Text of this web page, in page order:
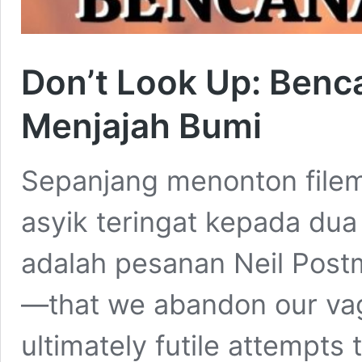
Don’t Look Up:
Menjajah Bumi
Sepanjang menonton
asyik teringat kepada
adalah pesanan Neil
—that we abandon our
ultimately futile attempts